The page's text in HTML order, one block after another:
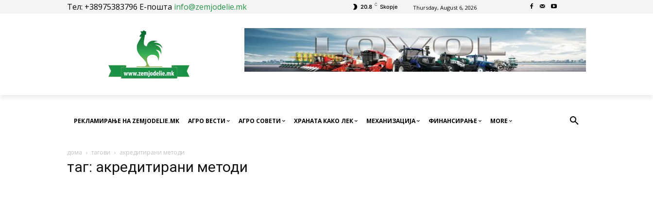
Тел: +38975383796 Е-пошта info@zemjodelie.mk 20.8 C Skopje Thursday, August 6, 2026
РЕКЛАМИРАЊЕ НА ZEMJODELIE.MK АГРО ВЕСТИ АГРО СОВЕТИ ХРАНАТА КАКО ЛЕК МЕХАНИЗАЦИЈА ФИНАНСИРАЊЕ MORE
дома тагови акредитирани методи
таг: акредитирани методи